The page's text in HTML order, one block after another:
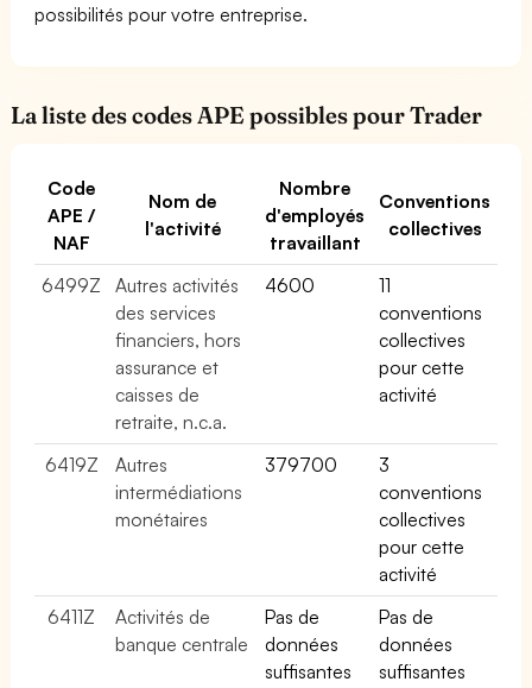
possibilités pour votre entreprise.
La liste des codes APE possibles pour Trader
Code
APE /
NAF
Nom de
l'activité
Nombre
d'employés
travaillant
Conventions
collectives
6499Z
Autres activités
des services
financiers, hors
assurance et
caisses de
retraite, n.c.a.
4600
11
conventions
collectives
pour cette
activité
6419Z
Autres
intermédiations
monétaires
379700
3
conventions
collectives
pour cette
activité
6411Z
Activités de
banque centrale
Pas de
données
suffisantes
Pas de
données
suffisantes